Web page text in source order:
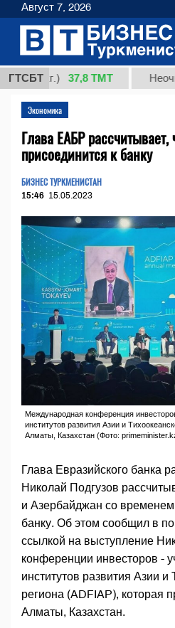
ГТСБТ
(кг.) 37,8 ТМТ
Экономика
Глава ЕАБР рассчитывает,
присоединится к банку
БИЗНЕС ТУРКМЕНИСТАН
15:46 15.05.2023
Международная конференция
институтов развития Азии и
Алматы, Казахстан (Фото:
Глава Евразийского банка
Николай Подгузов
и Азербайджан со временем
банку. Об этом сообщил в
ссылкой на выступление
конференции инвесторов -
институтов развития Азии и
региона (ADFIAP), которая
Алматы, Казахстан.
Август 7, 2026